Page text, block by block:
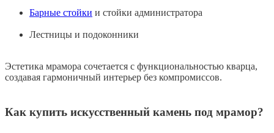
Барные стойки и стойки администратора
Лестницы и подоконники
Эстетика мрамора сочетается с функциональностью кварца,
создавая гармоничный интерьер без компромиссов.
Как купить искусственный камень под мрамор?